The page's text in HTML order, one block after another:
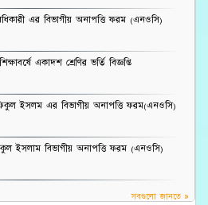
এর বিভাগীয় অনাপত্তি ফরম (এনওসি)
একাদশ শ্রেণির ভর্তি বিজ্ঞপ্তি
ইসলম এর বিভাগীয় অনাপত্তি ফরম(এনওসি)
ইসলাম বিভাগীয় অনাপত্তি ফরম (এনওসি)
সবগুলো জানতে »